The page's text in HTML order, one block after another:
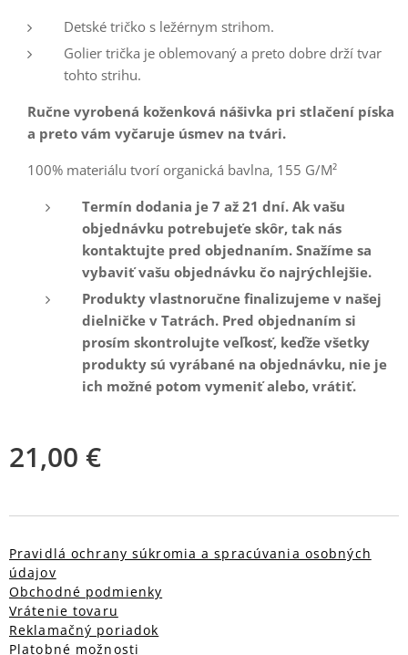
Detské tričko s ležérnym strihom.
Golier trička je oblemovaný a preto dobre drží tvar
tohto strihu.
Ručne vyrobená koženková nášivka pri stlačení píska
a preto vám vyčaruje úsmev na tvári.
100% materiálu tvorí organická bavlna, 155 G/M²
Termín dodania je 7 až 21 dní. Ak vašu
objednávku potrebujeťe skôr, tak nás
kontaktujte pred objednaním. Snažíme sa
vybaviť vašu objednávku čo najrýchlejšie.
Produkty vlastnoručne finalizujeme v našej
dielničke v Tatrách. Pred objednaním si
prosím skontrolujte veľkosť, keďže všetky
produkty sú vyrábané na objednávku, nie je
ich možné potom vymeniť alebo, vrátiť.
21,00 €
Pravidlá ochrany súkromia a spracúvania osobných
údajov
Obchodné podmienky
Vrátenie tovaru
Reklamačný poriadok
Platobné možnosti